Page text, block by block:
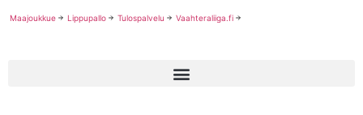
Maajoukkue Lippupallo Tulospalvelu Vaahteraliiga.fi